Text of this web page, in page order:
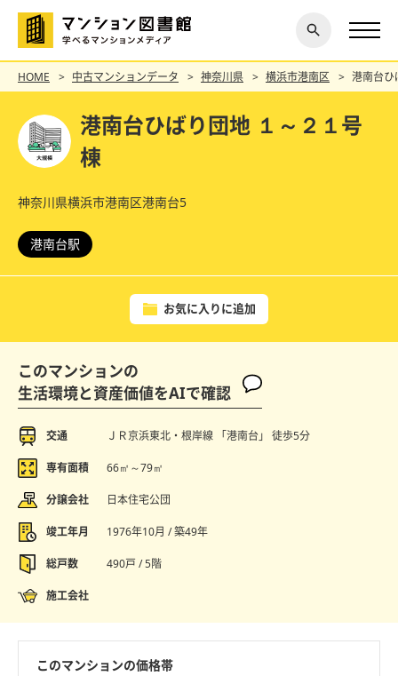
探す
閉じ
る
HOME 中古マンションデータ 神奈川県 横浜市港南区 港南台ひ
港南台ひばり団地 １～２１号
棟
神奈川県横浜市港南区港南台5
港南台駅
お気に入りに追加
このマンションの
生活環境と資産価値をAIで確認
交通 ＪＲ京浜東北・根岸線 「港南台」 徒歩5分
専有面積 66㎡～79㎡
分譲会社 日本住宅公団
竣工年月 1976年10月 / 築49年
総戸数 490戸 / 5階
施工会社
このマンションの価格帯